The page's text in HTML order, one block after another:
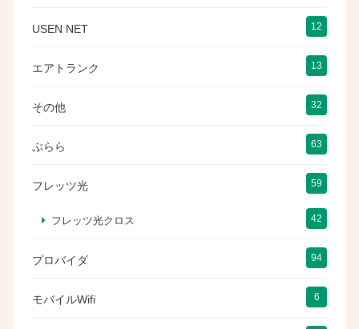
USEN NET 12
エアトランク 13
その他 32
ぷらら 63
フレッツ光 59
フレッツ光クロス 42
プロバイダ 94
モバイルWifi 6